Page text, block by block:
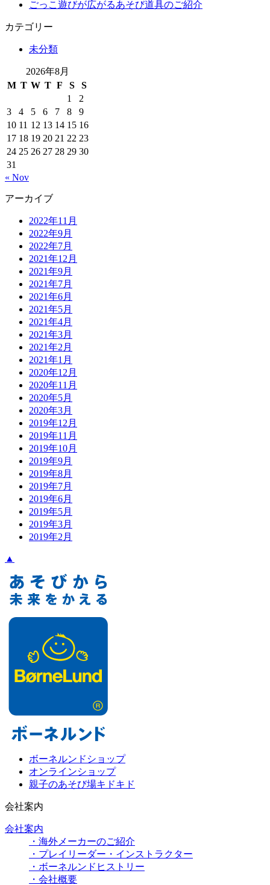
ごっこ遊びが広がるあそび道具のご紹介
カテゴリー
未分類
2026年8月
M T W T F S
S
1
2
3
4 5 6 7 8
9
10 11 12 13 14 15 16
17 18 19 20 21 22 23
24 25 26 27 28 29 30
31
« Nov
アーカイブ
2022年11月
2022年9月
2022年7月
2021年12月
2021年9月
2021年7月
2021年6月
2021年5月
2021年4月
2021年3月
2021年2月
2021年1月
2020年12月
2020年11月
2020年5月
2020年3月
2019年12月
2019年11月
2019年10月
2019年9月
2019年8月
2019年7月
2019年6月
2019年5月
2019年3月
2019年2月
▲
ボーネルンドショップ
オンラインショップ
親子のあそび場キドキド
会社案内
会社案内
・海外メーカーのご紹介
・プレイリーダー・インストラクター
・ボーネルンドヒストリー
・会社概要